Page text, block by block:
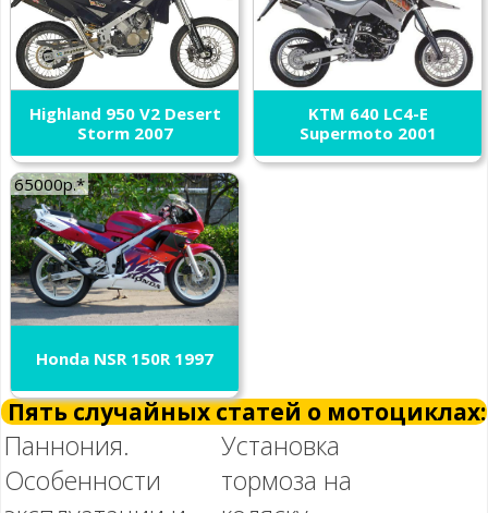
Highland 950 V2 Desert
Storm 2007
KTM 640 LC4-E
Supermoto 2001
65000р.*
Honda NSR 150R 1997
Пять случайных статей о мотоциклах:
Паннония.
Особенности
Установка
тормоза на